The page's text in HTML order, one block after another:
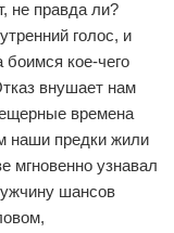
не правда ли?
голос, и
боимся кое-чего
внушает нам
времена
наши предки жили
мгновенно узнавал
шансов